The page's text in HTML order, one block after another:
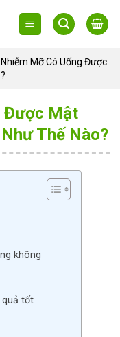
Mỡ Có Uống Được
Được Mật
Thế Nào?
không
quả tốt